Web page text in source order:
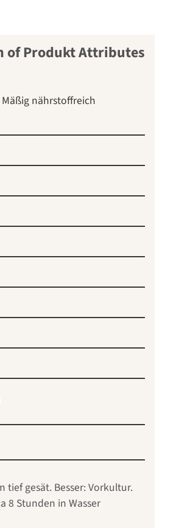
Mäßig nährstoffreich
gesät. Besser: Vorkultur.
8 Stunden in Wasser